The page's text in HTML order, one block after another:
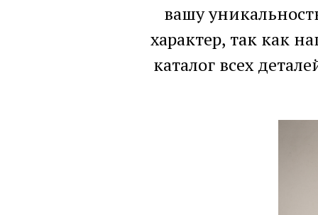
вашу
характер, так как
каталог всех